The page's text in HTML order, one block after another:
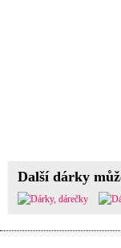
Další dárky